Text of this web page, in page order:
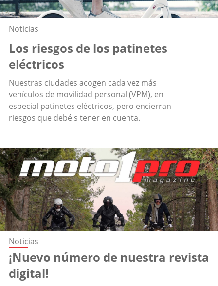
Noticias
Los riesgos de los patinetes
eléctricos
Nuestras ciudades acogen cada vez más
vehículos de movilidad personal (VPM), en
especial patinetes eléctricos, pero encierran
riesgos que debéis tener en cuenta.
Noticias
¡Nuevo número de nuestra revista
digital!